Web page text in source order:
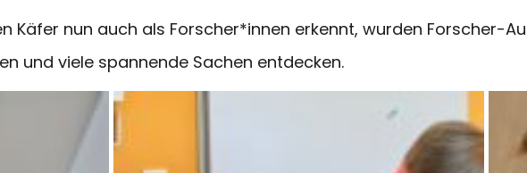
Käfer nun auch als Forscher*innen erkennt, wurden Forscher-
und viele spannende Sachen entdecken.